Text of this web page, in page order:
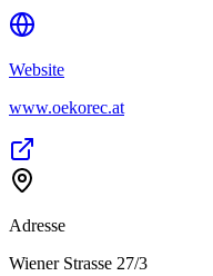
Website
www.oekorec.at
Adresse
Wiener Strasse 27/3